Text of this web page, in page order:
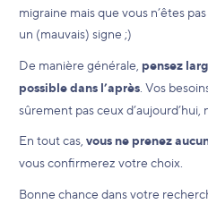
migraine mais que vous n’êtes
un (mauvais) signe ;)
De manière générale, pensez
possible dans l’après . Vos
sûrement pas ceux d’aujourd’hui,
En tout cas, vous ne prenez
vous confirmerez votre choix.
Bonne chance dans votre